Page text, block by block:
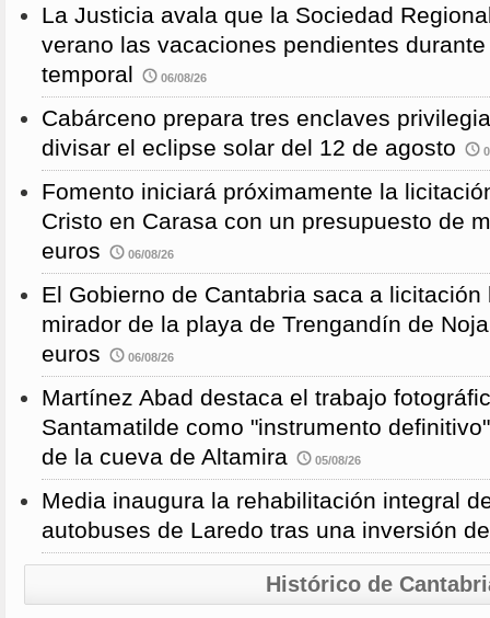
La Justicia avala que la Sociedad
verano las vacaciones pendientes
temporal
06/08/26
Cabárceno prepara tres enclaves
divisar el eclipse solar del 12 de agosto
Fomento iniciará próximamente la
Cristo en Carasa con un presupuesto de
euros
06/08/26
El Gobierno de Cantabria saca a
mirador de la playa de Trengandín de
euros
06/08/26
Martínez Abad destaca el trabajo
Santamatilde como "instrumento
de la cueva de Altamira
05/08/26
Media inaugura la rehabilitación integral
autobuses de Laredo tras una inversión
Histórico de